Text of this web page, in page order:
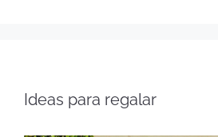
Ideas para regalar